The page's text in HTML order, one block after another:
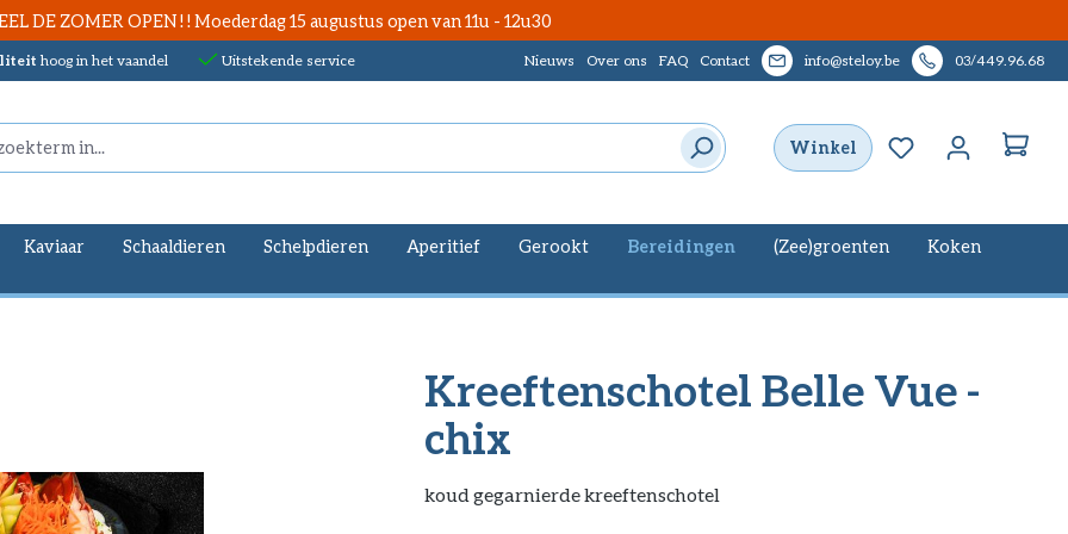
DE ZOMER OPEN ! ! Moederdag 15 augustus open van 11u - 12u30
hoog in het vaandel Uitstekende service 03/449.96.68
info@steloy.be
Nieuws Over ons FAQ Contact
Winkel Je hebt 0 items
Kaviaar Schaaldieren Schelpdieren Aperitief Gerookt Bereidingen (Zee)groenten
Koken
Kreeftenschotel Belle Vue -
chix
koud gegarnierde kreeftenschotel